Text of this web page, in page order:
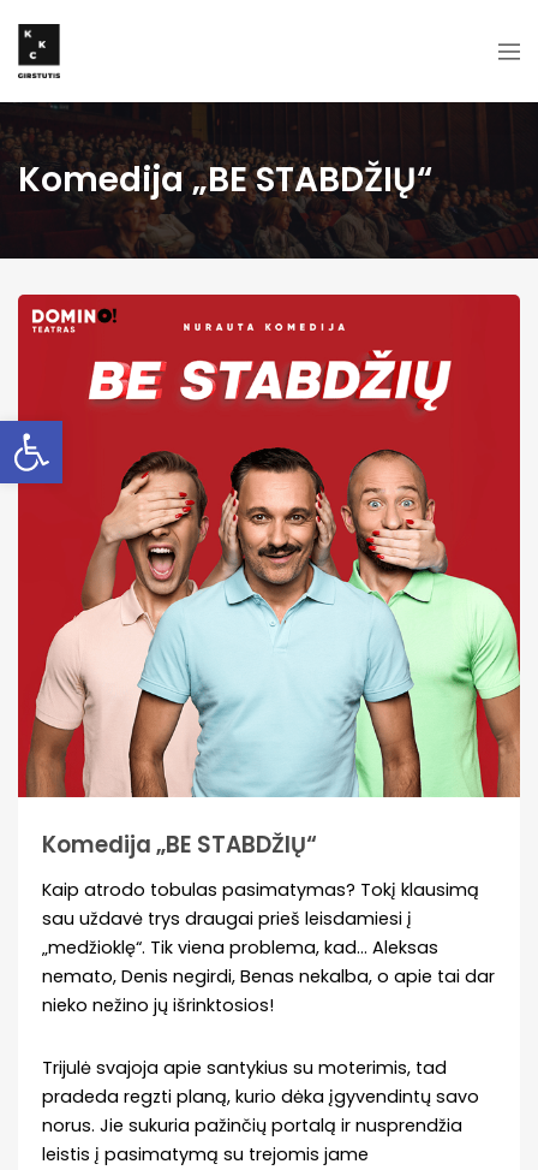
Open toolbar
Komedija „BE STABDŽIŲ“
Komedija „BE STABDŽIŲ“
Kaip atrodo tobulas pasimatymas? Tokį klausimą
sau uždavė trys draugai prieš leisdamiesi į
„medžioklę“. Tik viena problema, kad… Aleksas
nemato, Denis negirdi, Benas nekalba, o apie tai dar
nieko nežino jų išrinktosios!
Trijulė svajoja apie santykius su moterimis, tad
pradeda regzti planą, kurio dėka įgyvendintų savo
norus. Jie sukuria pažinčių portalą ir nusprendžia
leistis į pasimatymą su trejomis jame